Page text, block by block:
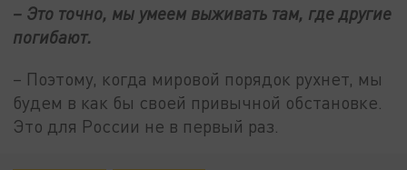
– Это точно, мы умеем выживать там, где другие
погибают.
– Поэтому, когда мировой порядок рухнет, мы
будем в как бы своей привычной обстановке.
Это для России не в первый раз.